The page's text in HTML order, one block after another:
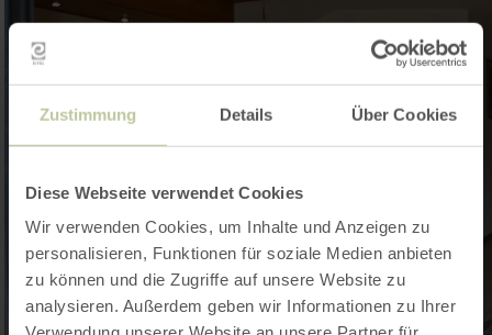
Zustimmung Details Über Cookies
Diese Webseite verwendet Cookies
Wir verwenden Cookies, um Inhalte und Anzeigen zu
personalisieren, Funktionen für soziale Medien anbieten
zu können und die Zugriffe auf unsere Website zu
analysieren. Außerdem geben wir Informationen zu Ihrer